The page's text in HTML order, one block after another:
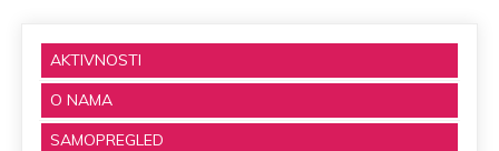
AKTIVNOSTI
O NAMA
SAMOPREGLED